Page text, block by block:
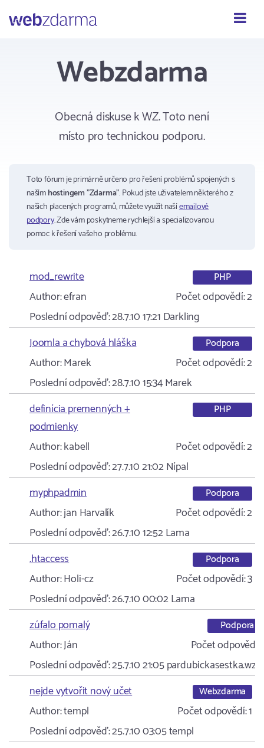
Webzdarma
Obecná diskuse k WZ. Toto není
místo pro technickou podporu.
Toto fórum je primárně určeno pro řešení problémů spojených s
našímhostingem "Zdarma". Pokud jste uživatelem některého z
našich placených programů, můžete využít našíemailové
podpory. Zde vám poskytneme rychlejší a specializovanou
pomoc k řešení vašeho problému.
mod_rewrite PHP
Author:efran Počet odpovědí:2
Poslední odpověď:28.7.10 17:21 Darkling
Joomla a chybová hláška
Podpora
Author:Marek Počet odpovědí:2
Poslední odpověď:28.7.10 15:34Marek
definícia premenných +
podmienky
PHP
Author:kabell Počet odpovědí:2
Poslední odpověď:27.7.10 21:02Nípal
myphpadmin
Podpora
Author:jan Harvalík Počet odpovědí:2
Poslední odpověď:26.7.10 12:52Lama
.htaccess
Podpora
Author:Holi-cz Počet odpovědí:3
Poslední odpověď:26.7.10 00:02Lama
zúfalo pomalý
Podpora
Author:Ján Počet odpovědí:
Poslední odpověď:25.7.10 21:05
nejde vytvořit nový učet
Webzdarma
Author:templ Počet odpovědí:1
Poslední odpověď:25.7.10 03:05templ